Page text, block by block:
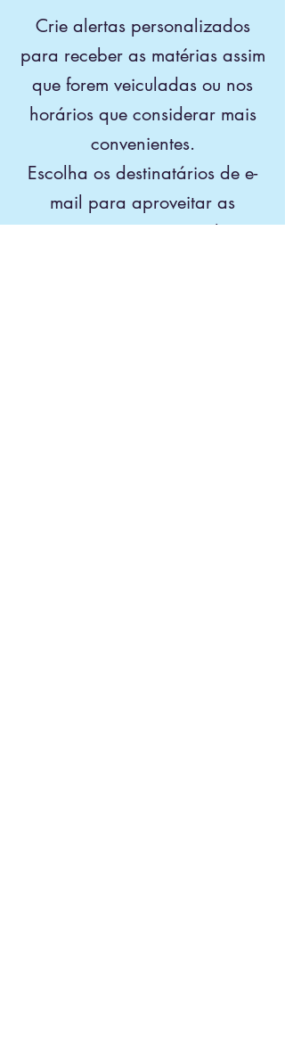
Crie alertas personalizados
para receber as matérias assim
que forem veiculadas ou nos
horários que considerar mais
convenientes.
Escolha os destinatários de e-
mail para aproveitar as
notícias com várias análises.